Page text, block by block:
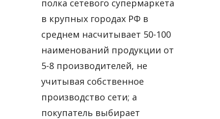
полка сетевого супермаркета
в крупных городах РФ в
среднем насчитывает 50-100
наименований продукции от
5-8 производителей, не
учитывая собственное
производство сети; а
покупатель выбирает